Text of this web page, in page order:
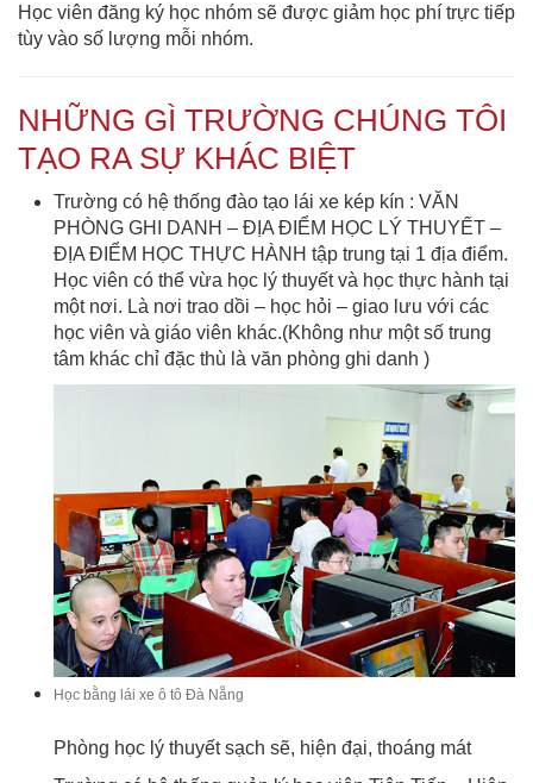
Học viên đăng ký học nhóm sẽ được giảm học phí trực tiếp
tùy vào số lượng mỗi nhóm.
NHỮNG GÌ TRƯỜNG CHÚNG TÔI
TẠO RA SỰ KHÁC BIỆT
Trường có hệ thống đào tạo lái xe kép kín : VĂN
PHÒNG GHI DANH – ĐỊA ĐIỂM HỌC LÝ THUYẾT –
ĐỊA ĐIỂM HỌC THỰC HÀNH tập trung tại 1 địa điểm.
Học viên có thể vừa học lý thuyết và học thực hành tại
một nơi. Là nơi trao dồi – học hỏi – giao lưu với các
học viên và giáo viên khác.(Không như một số trung
tâm khác chỉ đặc thù là văn phòng ghi danh )
Học bằng lái xe ô tô Đà Nẵng
Phòng học lý thuyết sạch sẽ, hiện đại, thoáng mát